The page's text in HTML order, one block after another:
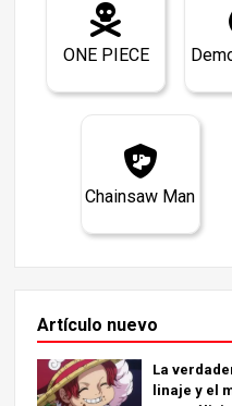
ONE PIECE
Chainsaw Man
Artículo nuevo
La
linaje y el